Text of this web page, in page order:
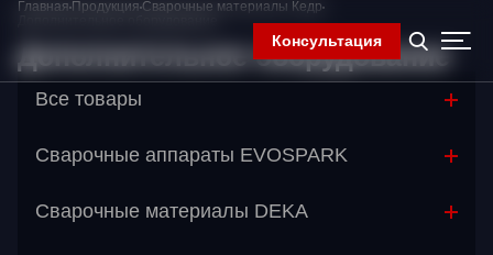
Консультация
Компания
Контакты
Главная Продукция Сварочные материалы Кедр
Дополнительное оборудование
Все товары
Сварочные аппараты EVOSPARK
Сварочные материалы DEKA